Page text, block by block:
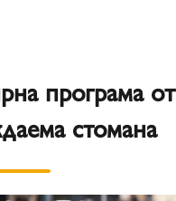
програма от
стомана